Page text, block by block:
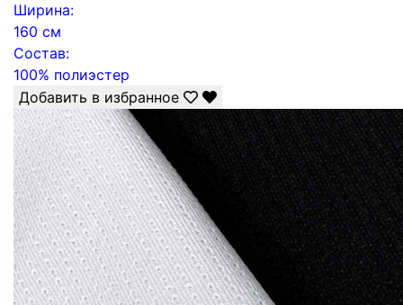
Ширина:
160 см
Состав:
100% полиэстер
Добавить в избранное